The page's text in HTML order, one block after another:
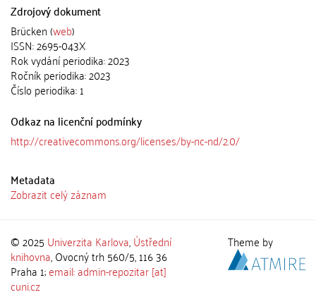
Zdrojový dokument
Brücken (web)
ISSN: 2695-043X
Rok vydání periodika: 2023
Ročník periodika: 2023
Číslo periodika: 1
Odkaz na licenční podmínky
http://creativecommons.org/licenses/by-nc-nd/2.0/
Metadata
Zobrazit celý záznam
© 2025 Univerzita Karlova,Ústřední
knihovna, Ovocný trh 560/5, 116 36
Praha 1;email: admin-repozitar [at]
cuni.cz
Theme by